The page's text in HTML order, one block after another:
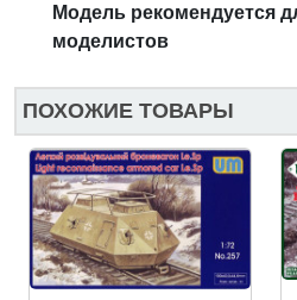
Модель рекомендуется
моделистов
ПОХОЖИЕ ТОВАРЫ